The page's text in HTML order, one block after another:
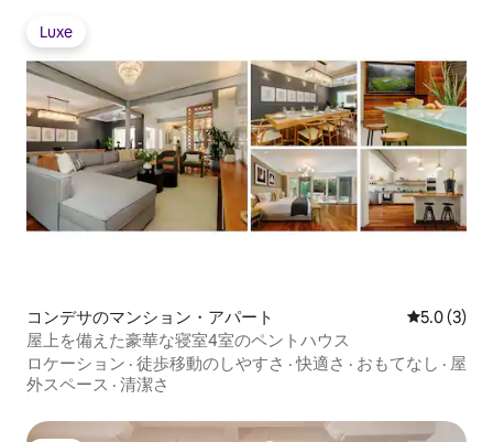
Luxe
Luxe
コンデサのマンション・アパート レビュー3
5.0 (3)
屋上を備えた豪華な寝室4室のペントハウス
ロケーション · 徒歩移動のしやすさ ·快適さ · おもてなし · 屋
外スペース · 清潔さ